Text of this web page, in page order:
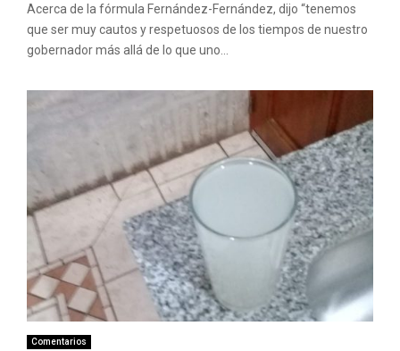
Acerca de la fórmula Fernández-Fernández, dijo “tenemos
que ser muy cautos y respetuosos de los tiempos de nuestro
gobernador más allá de lo que uno...
Comentarios